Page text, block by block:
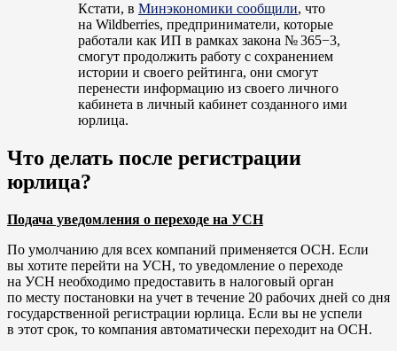
Кстати, в Минэкономики сообщили, что
на Wildberries, предприниматели, которые
работали как ИП в рамках закона № 365−3,
смогут продолжить работу с сохранением
истории и своего рейтинга, они смогут
перенести информацию из своего личного
кабинета в личный кабинет созданного ими
юрлица.
Что делать после регистрации
юрлица?
Подача уведомления о переходе на УСН
По умолчанию для всех компаний применяется ОСН. Если
вы хотите перейти на УСН, то уведомление о переходе
на УСН необходимо предоставить в налоговый орган
по месту постановки на учет в течение 20 рабочих дней со дня
государственной регистрации юрлица. Если вы не успели
в этот срок, то компания автоматически переходит на ОСН.